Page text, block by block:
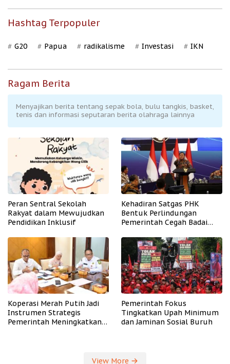
Hashtag Terpopuler
G20 Papua radikalisme Investasi IKN
Ragam Berita
Menyajikan berita tentang sepak bola, bulu tangkis, basket,
tenis dan informasi seputaran berita olahraga lainnya
Peran Sentral Sekolah
Rakyat dalam Mewujudkan
Pendidikan Inklusif
Kehadiran Satgas PHK
Bentuk Perlindungan
Pemerintah Cegah Badai
Koperasi Merah Putih Jadi
Instrumen Strategis
Pemerintah Meningkatkan
Pemerintah Fokus
Tingkatkan Upah Minimum
dan Jaminan Sosial Buruh
View More